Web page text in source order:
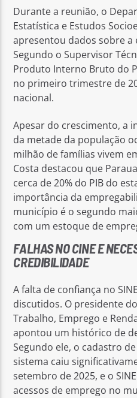
Durante a reunião, o
Estatística e Estudos
apresentou dados sobre a
Segundo o Supervisor
Produto Interno Bruto do
no primeiro trimestre de
nacional.
Apesar do crescimento, a
da metade da população
milhão de famílias vivem
Costa destacou que
cerca de 20% do PIB do
importância da
município é o segundo
com um estoque de
FALHAS NO CINE E
CREDIBILIDADE
A falta de confiança no
discutidos. O presidente
Trabalho, Emprego e
apontou um histórico de
Segundo ele, o cadastro
sistema caiu
setembro de 2025, e o
acessos de emprego no